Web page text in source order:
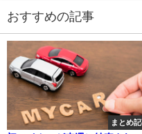
おすすめの記事
まとめ